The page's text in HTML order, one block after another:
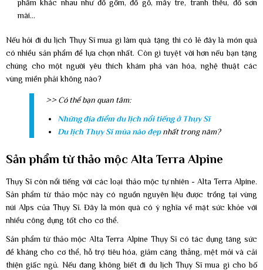
phẩm khác nhau như đồ gốm, đồ gỗ, mây tre, tranh thêu, đồ sơn
mài...
Nếu hỏi đi du lịch Thụy Sĩ mua gì làm quà tặng thì có lẽ đây là món quà
có nhiều sản phẩm để lựa chọn nhất. Còn gì tuyệt vời hơn nếu bạn tặng
chúng cho một người yêu thích khám phá văn hóa, nghệ thuật các
vùng miền phải không nào?
>> Có thể bạn quan tâm:
Những địa điểm du lịch nổi tiếng ở Thụy Sĩ
Du lịch Thụy Sĩ mùa nào đẹpnhất trong năm?
Sản phẩm từ thảo mộc Alta Terra Alpine
Thụy Sĩ còn nổi tiếng với các loại thảo mộc tự nhiên - Alta Terra Alpine.
Sản phẩm từ thảo mộc này có nguồn nguyên liệu được trồng tại vùng
núi Alps của Thụy Sĩ. Đây là món quà có ý nghĩa về mặt sức khỏe với
nhiều công dụng tốt cho cơ thể.
Sản phẩm từ thảo mộc Alta Terra Alpine Thụy Sĩ có tác dụng tăng sức
đề kháng cho cơ thể, hỗ trợ tiêu hóa, giảm căng thẳng, mệt mỏi và cải
thiện giấc ngủ. Nếu đang không biết đi du lịch Thụy Sĩ mua gì cho bố